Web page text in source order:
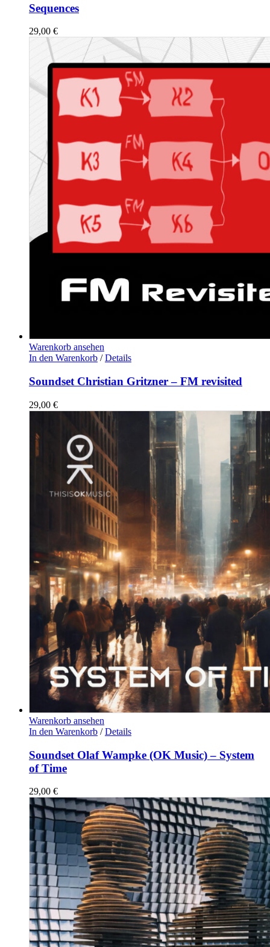
Sequences
29,00 €
Warenkorb ansehen
In den Warenkorb / Details
Soundset Christian Gritzner – FM revisited
29,00 €
Warenkorb ansehen
In den Warenkorb / Details
Soundset Olaf Wampke (OK Music) – System
of Time
29,00 €